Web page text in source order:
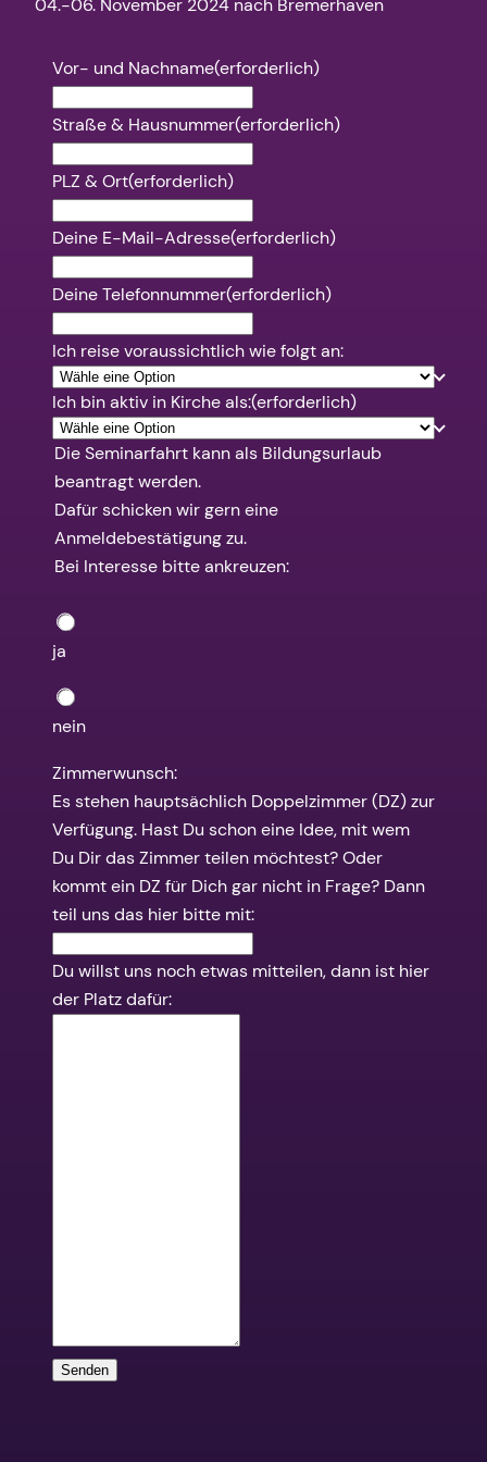
04.-06. November 2024 nach Bremerhaven
Vor- und Nachname(erforderlich)
Straße & Hausnummer(erforderlich)
PLZ & Ort(erforderlich)
Deine E-Mail-Adresse(erforderlich)
Deine Telefonnummer(erforderlich)
Ich reise voraussichtlich wie folgt an:
Ich bin aktiv in Kirche als:(erforderlich)
Die Seminarfahrt kann als Bildungsurlaub
beantragt werden.
Dafür schicken wir gern eine
Anmeldebestätigung zu.
Bei Interesse bitte ankreuzen:
ja
nein
Zimmerwunsch:
Es stehen hauptsächlich Doppelzimmer (DZ) zur
Verfügung. Hast Du schon eine Idee, mit wem
Du Dir das Zimmer teilen möchtest? Oder
kommt ein DZ für Dich gar nicht in Frage? Dann
teil uns das hier bitte mit:
Du willst uns noch etwas mitteilen, dann ist hier
der Platz dafür:
Senden